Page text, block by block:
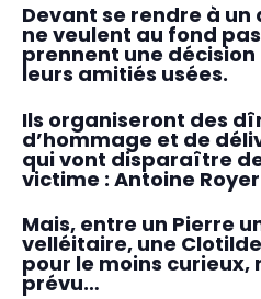
Devant se rendre à un
ne veulent au fond
prennent une
leurs amitiés usées.
Ils organiseront des
d’hommage et de
qui vont disparaître
victime : Antoine
Mais, entre un Pierre
velléitaire, une
pour le moins curieux,
prévu…